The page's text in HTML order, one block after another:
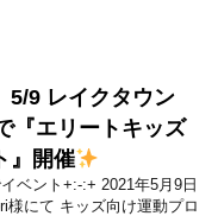
5/9 レイクタウン
『エリートキッズ
』開催
ベント+:-:+ 2021年5月9日
様にて キッズ向け運動プロ